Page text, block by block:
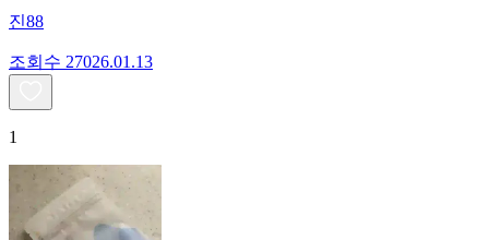
진88
조회수 27026.01.13
1